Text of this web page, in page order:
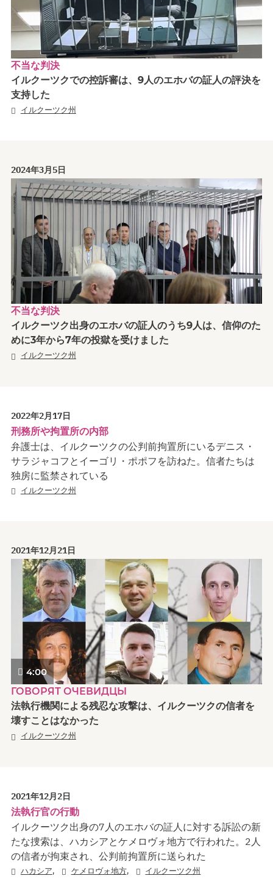
不当な判決
イルクーツクでの控訴審は、9人のエホバの証人の評決を
支持した
イルクーツク州
2024年3月5日
不当な判決
イルクーツク出身のエホバの証人のうち9人は、信仰のた
めに3年から7年の投獄を受けました
イルクーツク州
2022年2月17日
刑務所や拘置所の内部
弁護士は、イルクーツクの公判前拘置所にいるデニス・
サラジャコフとイーゴリ・ポポフを訪ねた。信者たちは
独房に監禁されている
イルクーツク州
2021年12月21日
4:00
ГОВОРЯТ ОЧЕВИДЦЫ
法執行機関による残忍な攻撃は、イルクーツクの信者を
壊すことはなかった
イルクーツク州
2021年12月2日
法執行官の行動
イルクーツク出身の7人のエホバの証人に対する訴訟の新
たな捜索は、ハカシアとケメロヴォ地方で行われた。2人
の信者が拘束され、公判前拘置所に送られた
ハカシア, ケメロヴォ地方, イルクーツク州